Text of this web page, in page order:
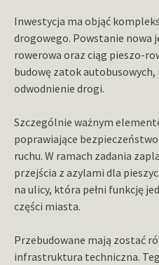
Inwestycja ma objąć
drogowego. Powstanie nowa
rowerowa oraz ciąg pieszo-
budowę zatok
odwodnienie drogi.
Szczególnie ważnym
poprawiające
ruchu. W ramach zadania
przejścia z azylami dla
na ulicy, która pełni funkcję
części miasta.
Przebudowane mają zostać
infrastruktura techniczna.